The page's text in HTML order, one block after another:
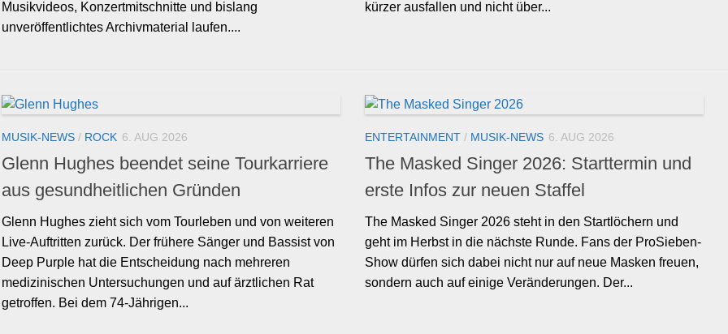
Musikvideos, Konzertmitschnitte und bislang
unveröffentlichtes Archivmaterial laufen....
kürzer ausfallen und nicht über...
MUSIK-NEWS / ROCK 6. AUG 2026
Glenn Hughes beendet seine Tourkarriere
aus gesundheitlichen Gründen
Glenn Hughes zieht sich vom Tourleben und von weiteren
Live-Auftritten zurück. Der frühere Sänger und Bassist von
Deep Purple hat die Entscheidung nach mehreren
medizinischen Untersuchungen und auf ärztlichen Rat
getroffen. Bei dem 74-Jährigen...
ENTERTAINMENT / MUSIK-NEWS 6. AUG 2026
The Masked Singer 2026: Starttermin und
erste Infos zur neuen Staffel
The Masked Singer 2026 steht in den Startlöchern und
geht im Herbst in die nächste Runde. Fans der ProSieben-
Show dürfen sich dabei nicht nur auf neue Masken freuen,
sondern auch auf einige Veränderungen. Der...